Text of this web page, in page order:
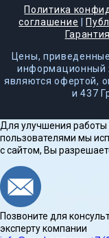
Политика
соглашение
Гарантия
Цены,
информационный
являются офертой,
и 437
Для улучшения работы
пользователями мы
с сайтом, Вы
Позвоните для
эксперту компании